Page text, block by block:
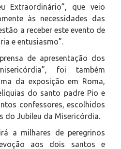
Extraordinário”, que veio
às necessidades das
a receber este evento de
e entusiasmo”.
de apresentação dos
foi também
da exposição em Roma,
do santo padre Pio e
confessores, escolhidos
do Jubileu da Misericórdia.
a milhares de peregrinos
aos dois santos e